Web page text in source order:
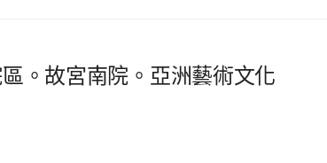
。故宮南院。亞洲藝術文化